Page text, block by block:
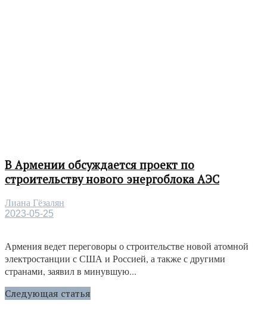
В Армении обсуждается проект по
строительству нового энергоблока АЭС
Лиана Гёзалян
2023-05-25
Армения ведет переговоры о строительстве новой атомной
электростанции с США и Россией, а также с другими
странами, заявил в минувшую...
Следующая статья